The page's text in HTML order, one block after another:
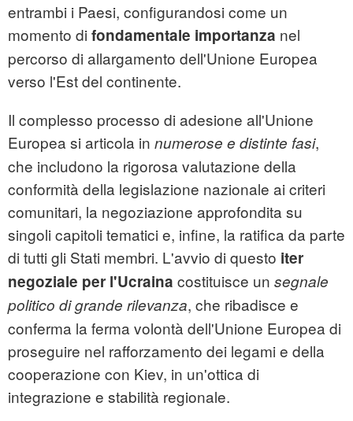
entrambi i Paesi, configurandosi come un
momento di fondamentale importanza nel
percorso di allargamento dell'Unione Europea
verso l'Est del continente.
Il complesso processo di adesione all'Unione
Europea si articola in numerose e distinte fasi,
che includono la rigorosa valutazione della
conformità della legislazione nazionale ai criteri
comunitari, la negoziazione approfondita su
singoli capitoli tematici e, infine, la ratifica da parte
di tutti gli Stati membri. L'avvio di questo iter
negoziale per l'Ucraina costituisce un segnale
politico di grande rilevanza, che ribadisce e
conferma la ferma volontà dell'Unione Europea di
proseguire nel rafforzamento dei legami e della
cooperazione con Kiev, in un'ottica di
integrazione e stabilità regionale.